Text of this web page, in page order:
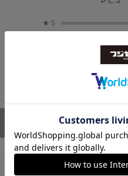
顔検出や瞳AFなど、
AF機能を最大限に活用
PLマウント対応
レンズライブラリ機能
★ 5
ユーザーレビュー（0）